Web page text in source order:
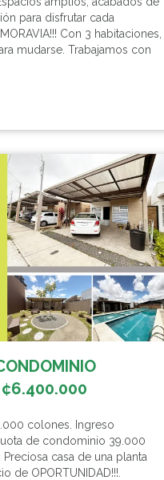
para disfrutar cada
Con 3 habitaciones,
mudarse. Trabajamos con
colones. Ingreso
de condominio 39.000
casa de una planta
de OPORTUNIDAD!!!.